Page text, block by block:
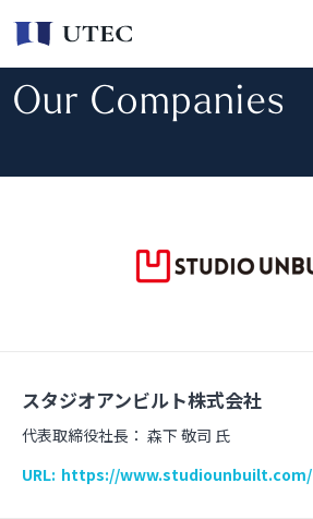
Our Companies
スタジオアンビルト株式会社
代表取締役社長： 森下 敬司 氏
URL: https://www.studiounbuilt.com/